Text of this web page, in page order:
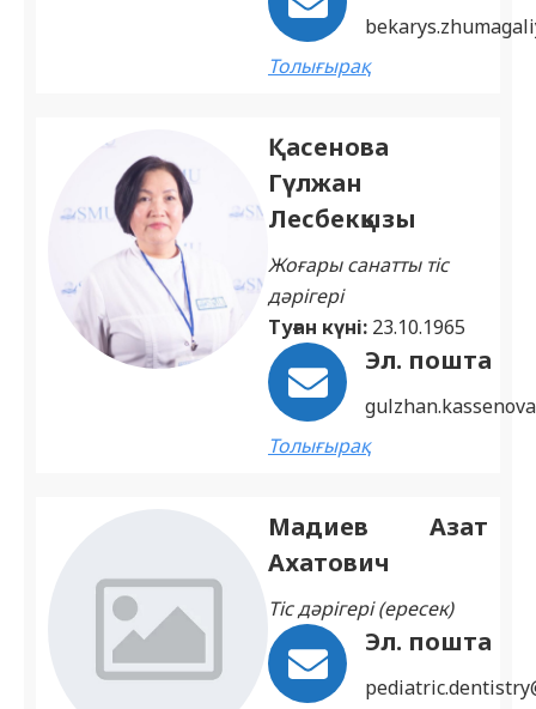
Толығырақ
Қасенова
Гүлжан
Лесбекқызы
Жоғары санатты тіс
дәрігері
Туған күні: 23.10.1965
Эл. пошта
Толығырақ
Мадиев Азат
Ахатович
Тіс дәрігері (ересек)
Эл. пошта